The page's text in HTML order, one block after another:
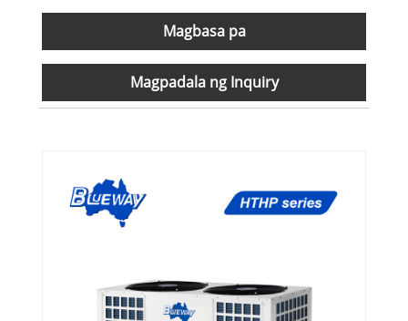
Magbasa pa
Magpadala ng Inquiry